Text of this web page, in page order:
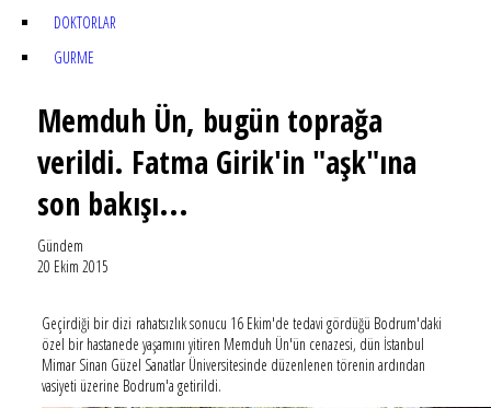
DOKTORLAR
GURME
Memduh Ün, bugün toprağa
verildi. Fatma Girik'in "aşk"ına
son bakışı...
Gündem
20 Ekim 2015
Geçirdiği bir dizi rahatsızlık sonucu 16 Ekim'de tedavi gördüğü Bodrum'daki
özel bir hastanede yaşamını yitiren Memduh Ün'ün cenazesi, dün İstanbul
Mimar Sinan Güzel Sanatlar Üniversitesinde düzenlenen törenin ardından
vasiyeti üzerine Bodrum'a getirildi.